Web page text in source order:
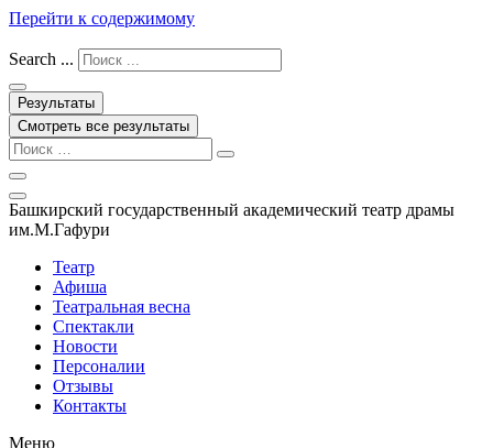
Перейти к содержимому
Search ...
Результаты
Смотреть все результаты
Башкирский государственный академический театр драмы
им.М.Гафури
Театр
Афиша
Театральная весна
Спектакли
Новости
Персоналии
Отзывы
Контакты
Меню